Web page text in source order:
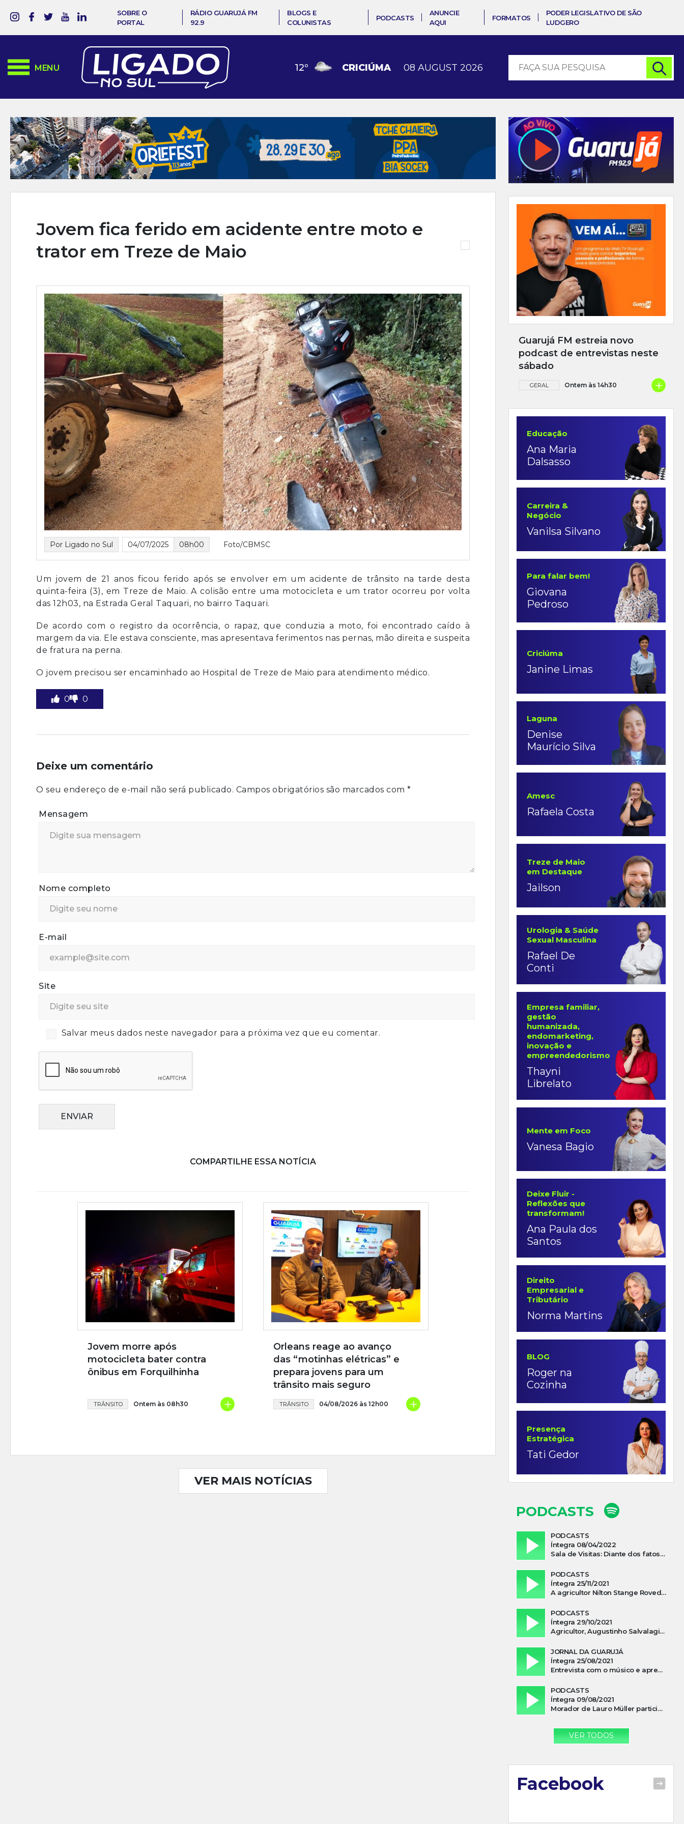
SOBRE O
PORTAL
RÁDIO GUARUJÁ FM
92.9
BLOGS E
COLUNISTAS
PODCASTS
ANUNCIE
AQUI
FORMATOS
PODER LEGISLATIVO DE SÃO
LUDGERO
MENU 12º CRICIÚMA 08 AUGUST 2026
Jovem fica ferido em acidente entre moto e
trator em Treze de Maio
Por Ligado no Sul 04/07/2025 08h00 Foto/CBMSC
Um jovem de 21 anos ficou ferido após se envolver em um acidente de trânsito na tarde desta
quinta-feira (3), em Treze de Maio. A colisão entre uma motocicleta e um trator ocorreu por volta
das 12h03, na Estrada Geral Taquari, no bairro Taquari.
De acordo com o registro da ocorrência, o rapaz, que conduzia a moto, foi encontrado caído à
margem da via. Ele estava consciente, mas apresentava ferimentos nas pernas, mão direita e suspeita
de fratura na perna.
O jovem precisou ser encaminhado ao Hospital de Treze de Maio para atendimento médico.
0 0
Deixe um comentário
O seu endereço de e-mail não será publicado. Campos obrigatórios são marcados com *
Mensagem
Nome completo
E-mail
Site
Salvar meus dados neste navegador para a próxima vez que eu comentar.
ENVIAR
COMPARTILHE ESSA NOTÍCIA
Jovem morre após
motocicleta bater contra
ônibus em Forquilhinha
TRÂNSITO Ontem às 08h30 +
Orleans reage ao avanço
das “motinhas elétricas” e
prepara jovens para um
trânsito mais seguro
TRÂNSITO 04/08/2026 às 12h00 +
VER MAIS NOTÍCIAS
Guarujá FM estreia novo
podcast de entrevistas neste
sábado
GERAL Ontem às 14h30 +
Educação
Ana Maria
Dalsasso
Carreira &
Negócio
Vanilsa Silvano
Para falar bem!
Giovana
Pedroso
Criciúma
Janine Limas
Laguna
Denise
Maurício Silva
Amesc
Rafaela Costa
Treze de Maio
em Destaque
Jailson
Urologia & Saúde
Sexual Masculina
Rafael De
Conti
Empresa familiar,
gestão
humanizada,
endomarketing,
inovação e
empreendedorismo
Thayni
Librelato
Mente em Foco
Vanesa Bagio
Deixe Fluir -
Reflexões que
transformam!
Ana Paula dos
Santos
Direito
Empresarial e
Tributário
Norma Martins
BLOG
Roger na
Cozinha
Presença
Estratégica
Tati Gedor
PODCASTS
PODCASTS
Íntegra 08/04/2022
Sala de Visitas: Diante dos fatos que influenciam a economia o que podemos esperar de 2022
PODCASTS
Íntegra 25/11/2021
A agricultor Nilton Stange Roveda, afirma ter recebido ajuda espiritual durante acidente
PODCASTS
Íntegra 29/10/2021
Agricultor, Augustinho Salvalagio, relata sobre aparição do Cavaleiro Negro no Rio das Furnas
JORNAL DA GUARUJÁ
Íntegra 25/08/2021
Entrevista com o músico e apresentador, Lismael Ferrareis, no Cidade e Campo
PODCASTS
Íntegra 09/08/2021
Morador de Lauro Müller participa de motociata em apoio a Bolsonaro
VER TODOS
Facebook